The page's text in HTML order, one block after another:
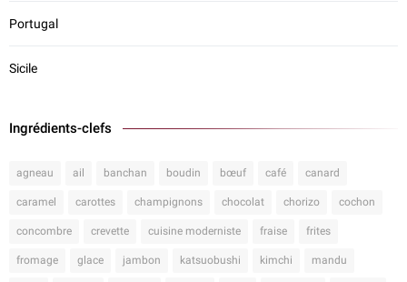
Portugal
Sicile
Ingrédients-clefs
agneau ail banchan boudin bœuf café canard
caramel carottes champignons chocolat chorizo cochon
concombre crevette cuisine moderniste fraise frites
fromage glace jambon katsuobushi kimchi mandu